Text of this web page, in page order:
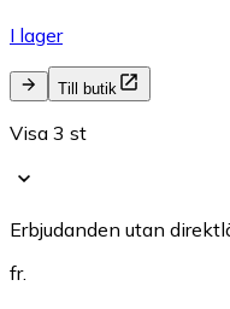
I lager
Till butik
Visa 3 st
Erbjudanden utan
fr.